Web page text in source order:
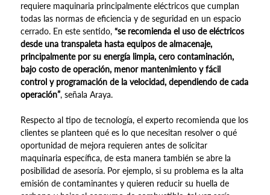
requiere maquinaria principalmente eléctricos que cumplan
todas las normas de eficiencia y de seguridad en un espacio
cerrado. En este sentido,“se recomienda el uso de eléctricos
desde una transpaleta hasta equipos de almacenaje,
principalmente por su energía limpia, cero contaminación,
bajo costo de operación, menor mantenimiento y fácil
control y programación de la velocidad, dependiendo de cada
operación”, señala Araya.
Respecto al tipo de tecnología, el experto recomienda que los
clientes se planteen qué es lo que necesitan resolver o qué
oportunidad de mejora requieren antes de solicitar
maquinaria específica, de esta manera también se abre la
posibilidad de asesoría. Por ejemplo, si su problema es la alta
emisión de contaminantes y quieren reducir su huella de